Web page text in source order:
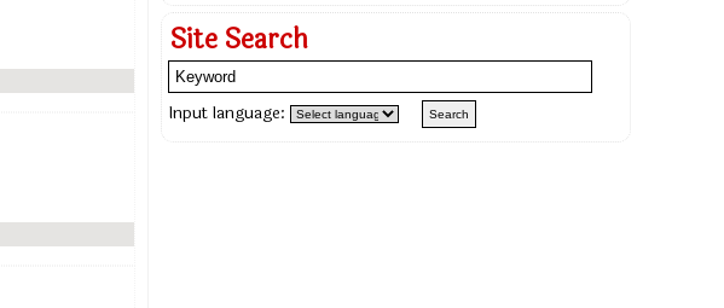
Site Search
Input language: